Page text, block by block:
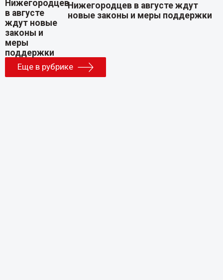
Нижегородцев в августе ждут
новые законы и меры поддержки
Еще в рубрике